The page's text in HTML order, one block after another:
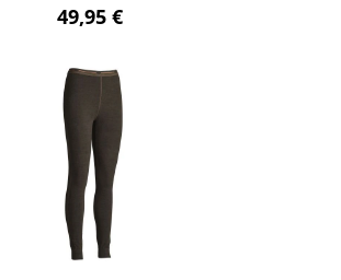
Regulärer Preis:
49,95 €